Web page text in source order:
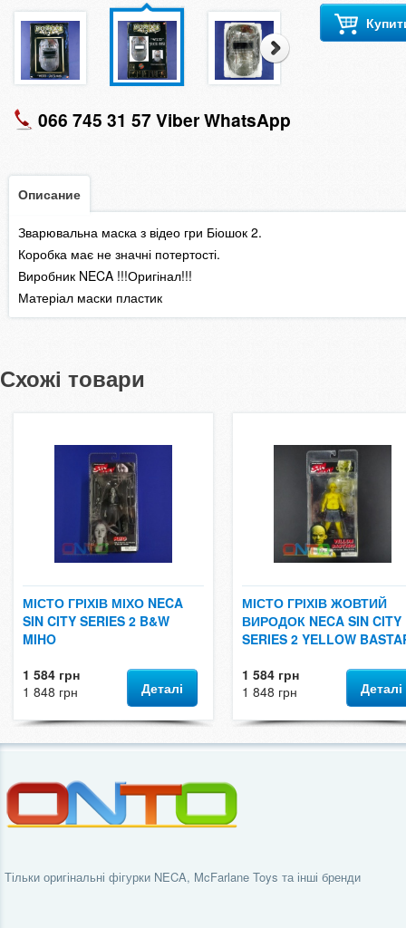
066 745 31 57 Viber WhatsApp
Описание
Зварювальна маска з відео гри Біошок 2.
Коробка має не значні потертості.
Виробник NECA !!!Оригінал!!!
Матеріал маски пластик
Схожі товари
МІСТО ГРІХІВ МІХО NECA
SIN CITY SERIES 2 B&W
MIHO
1 584 грн
1 848 грн
Деталі
МІСТО ГРІХІВ ЖОВТИЙ
ВИРОДОК NECA SIN CITY
SERIES 2 YELLOW
1 584 грн
1 848 грн
Деталі
Тільки оригінальні фігурки NECA, McFarlane Toys та інші бренди